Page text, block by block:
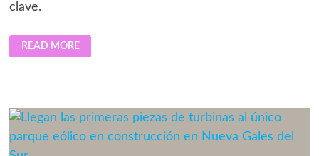
clave.
AUSTRALIA
ASEGURA
2.128
PARA
EL
READ MORE